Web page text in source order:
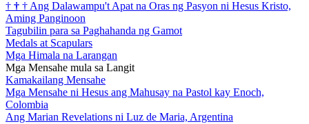
† † † Ang Dalawampu't Apat na Oras ng Pasyon ni Hesus Kristo,
Aming Panginoon
Tagubilin para sa Paghahanda ng Gamot
Medals at Scapulars
Mga Himala na Larangan
Mga Mensahe mula sa Langit
Kamakailang Mensahe
Mga Mensahe ni Hesus ang Mahusay na Pastol kay Enoch,
Colombia
Ang Marian Revelations ni Luz de Maria, Argentina